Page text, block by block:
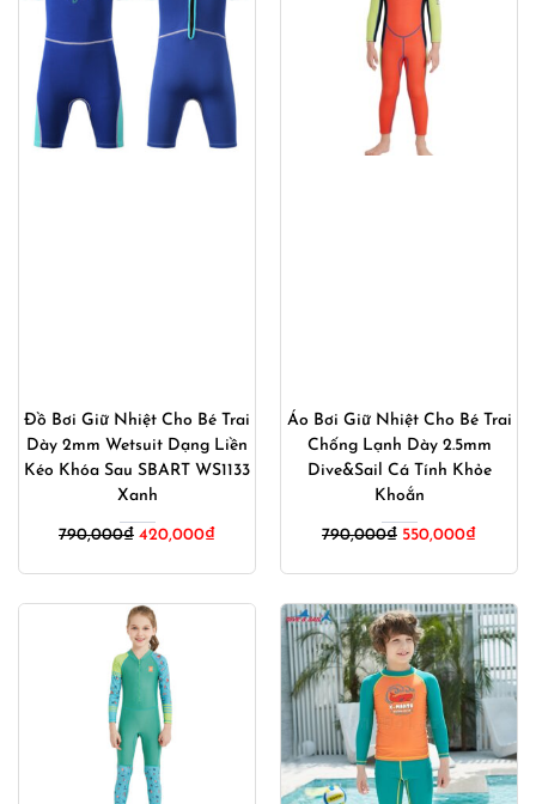
Đồ Bơi Giữ Nhiệt Cho Bé Trai
Dày 2mm Wetsuit Dạng Liền
Kéo Khóa Sau SBART WS1133
Xanh
790,000₫ Giá
790,000₫.
420,000₫Giá
là:
420,000₫.
Áo Bơi Giữ Nhiệt Cho Bé Trai
Chống Lạnh Dày 2.5mm
Dive&Sail Cá Tính Khỏe
Khoắn
790,000₫ Giá
790,000₫.
550,000₫Giá
là: